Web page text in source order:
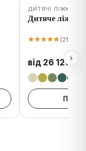
ДИТЯЧІ ЛІЖКА
Дитяче ліжко
(21
від 26 120 ₴